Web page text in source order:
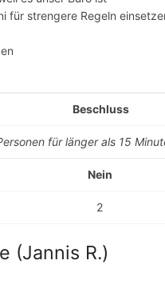
für strengere Regeln
Beschluss
für länger als 15
Nein
2
(Jannis R.)